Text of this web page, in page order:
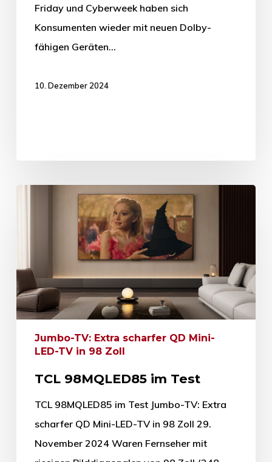
Friday und Cyberweek haben sich
Konsumenten wieder mit neuen Dolby-
fähigen Geräten…
10. Dezember 2024
Jumbo-TV: Extra scharfer QD Mini-
LED-TV in 98 Zoll
TCL 98MQLED85 im Test
TCL 98MQLED85 im Test Jumbo-TV: Extra
scharfer QD Mini-LED-TV in 98 Zoll 29.
November 2024 Waren Fernseher mit